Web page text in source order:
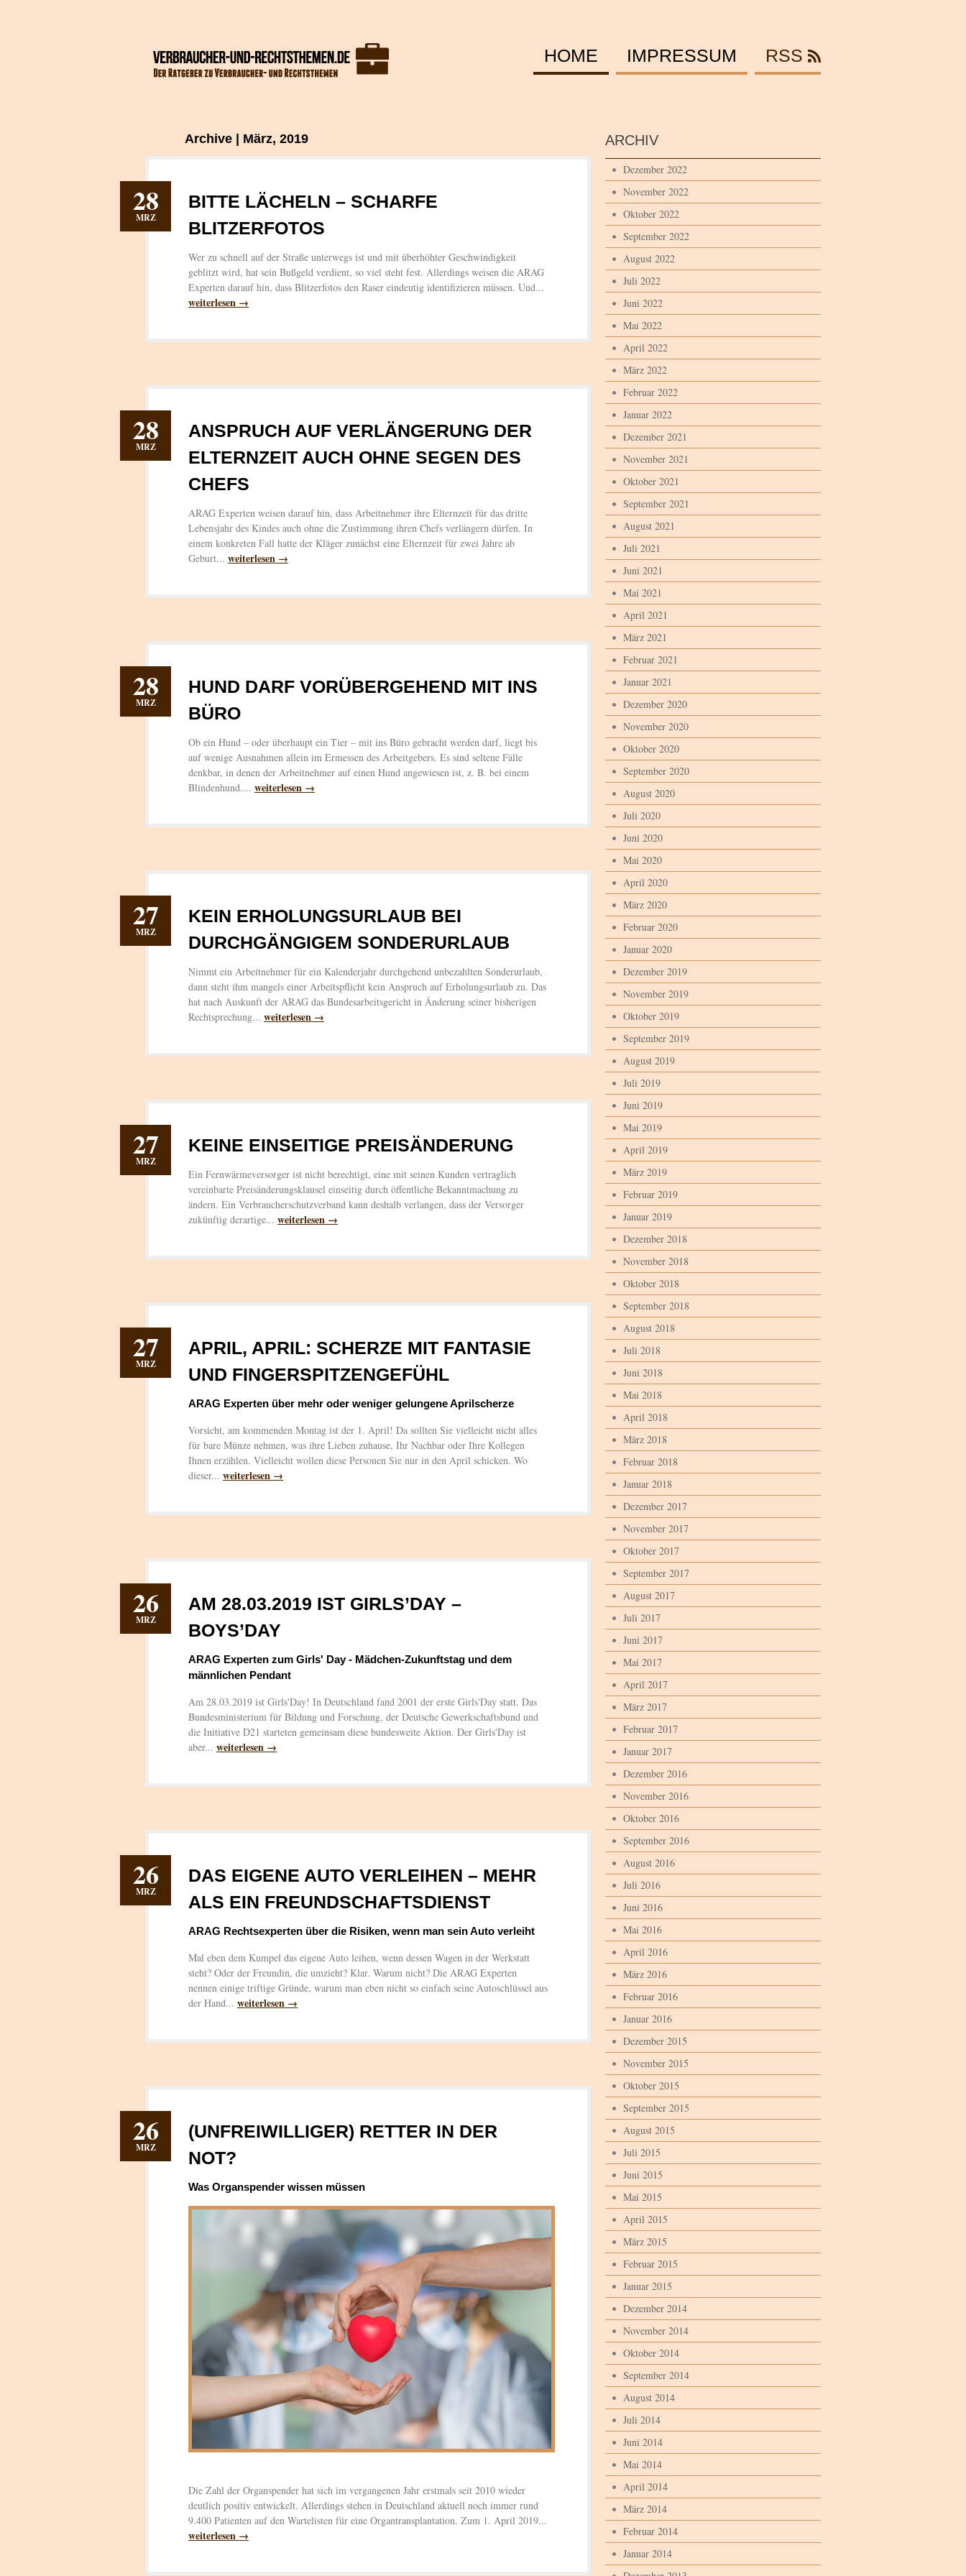
HOME IMPRESSUM RSS
Archive | März, 2019
BITTE LÄCHELN – SCHARFE
BLITZERFOTOS
28
MRZ
Wer zu schnell auf der Straße unterwegs ist und mit überhöhter Geschwindigkeit
geblitzt wird, hat sein Bußgeld verdient, so viel steht fest. Allerdings weisen die ARAG
Experten darauf hin, dass Blitzerfotos den Raser eindeutig identifizieren müssen. Und...
weiterlesen →
ANSPRUCH AUF VERLÄNGERUNG DER
ELTERNZEIT AUCH OHNE SEGEN DES
CHEFS
28
MRZ
ARAG Experten weisen darauf hin, dass Arbeitnehmer ihre Elternzeit für das dritte
Lebensjahr des Kindes auch ohne die Zustimmung ihren Chefs verlängern dürfen. In
einem konkreten Fall hatte der Kläger zunächst eine Elternzeit für zwei Jahre ab
Geburt... weiterlesen →
HUND DARF VORÜBERGEHEND MIT INS
BÜRO
28
MRZ
Ob ein Hund – oder überhaupt ein Tier – mit ins Büro gebracht werden darf, liegt bis
auf wenige Ausnahmen allein im Ermessen des Arbeitgebers. Es sind seltene Fälle
denkbar, in denen der Arbeitnehmer auf einen Hund angewiesen ist, z. B. bei einem
Blindenhund.... weiterlesen →
KEIN ERHOLUNGSURLAUB BEI
DURCHGÄNGIGEM SONDERURLAUB
27
MRZ
Nimmt ein Arbeitnehmer für ein Kalenderjahr durchgehend unbezahlten Sonderurlaub,
dann steht ihm mangels einer Arbeitspflicht kein Anspruch auf Erholungsurlaub zu. Das
hat nach Auskunft der ARAG das Bundesarbeitsgericht in Änderung seiner bisherigen
Rechtsprechung... weiterlesen →
KEINE EINSEITIGE PREISÄNDERUNG
27
MRZ
Ein Fernwärmeversorger ist nicht berechtigt, eine mit seinen Kunden vertraglich
vereinbarte Preisänderungsklausel einseitig durch öffentliche Bekanntmachung zu
ändern. Ein Verbraucherschutzverband kann deshalb verlangen, dass der Versorger
zukünftig derartige... weiterlesen →
APRIL, APRIL: SCHERZE MIT FANTASIE
UND FINGERSPITZENGEFÜHL
27
MRZ
ARAG Experten über mehr oder weniger gelungene Aprilscherze
Vorsicht, am kommenden Montag ist der 1. April! Da sollten Sie vielleicht nicht alles
für bare Münze nehmen, was ihre Lieben zuhause, Ihr Nachbar oder Ihre Kollegen
Ihnen erzählen. Vielleicht wollen diese Personen Sie nur in den April schicken. Wo
dieser... weiterlesen →
AM 28.03.2019 IST GIRLS’DAY –
BOYS’DAY
26
MRZ
ARAG Experten zum Girls' Day - Mädchen-Zukunftstag und dem
männlichen Pendant
Am 28.03.2019 ist Girls'Day! In Deutschland fand 2001 der erste Girls'Day statt. Das
Bundesministerium für Bildung und Forschung, der Deutsche Gewerkschaftsbund und
die Initiative D21 starteten gemeinsam diese bundesweite Aktion. Der Girls'Day ist
aber... weiterlesen →
DAS EIGENE AUTO VERLEIHEN – MEHR
ALS EIN FREUNDSCHAFTSDIENST
26
MRZ
ARAG Rechtsexperten über die Risiken, wenn man sein Auto verleiht
Mal eben dem Kumpel das eigene Auto leihen, wenn dessen Wagen in der Werkstatt
steht? Oder der Freundin, die umzieht? Klar. Warum nicht? Die ARAG Experten
nennen einige triftige Gründe, warum man eben nicht so einfach seine Autoschlüssel aus
der Hand... weiterlesen →
(UNFREIWILLIGER) RETTER IN DER
NOT?
26
MRZ
Was Organspender wissen müssen
Die Zahl der Organspender hat sich im vergangenen Jahr erstmals seit 2010 wieder
deutlich positiv entwickelt. Allerdings stehen in Deutschland aktuell noch immer rund
9.400 Patienten auf den Wartelisten für eine Organtransplantation. Zum 1. April 2019...
weiterlesen →
ARCHIV
Dezember 2022
November 2022
Oktober 2022
September 2022
August 2022
Juli 2022
Juni 2022
Mai 2022
April 2022
März 2022
Februar 2022
Januar 2022
Dezember 2021
November 2021
Oktober 2021
September 2021
August 2021
Juli 2021
Juni 2021
Mai 2021
April 2021
März 2021
Februar 2021
Januar 2021
Dezember 2020
November 2020
Oktober 2020
September 2020
August 2020
Juli 2020
Juni 2020
Mai 2020
April 2020
März 2020
Februar 2020
Januar 2020
Dezember 2019
November 2019
Oktober 2019
September 2019
August 2019
Juli 2019
Juni 2019
Mai 2019
April 2019
März 2019
Februar 2019
Januar 2019
Dezember 2018
November 2018
Oktober 2018
September 2018
August 2018
Juli 2018
Juni 2018
Mai 2018
April 2018
März 2018
Februar 2018
Januar 2018
Dezember 2017
November 2017
Oktober 2017
September 2017
August 2017
Juli 2017
Juni 2017
Mai 2017
April 2017
März 2017
Februar 2017
Januar 2017
Dezember 2016
November 2016
Oktober 2016
September 2016
August 2016
Juli 2016
Juni 2016
Mai 2016
April 2016
März 2016
Februar 2016
Januar 2016
Dezember 2015
November 2015
Oktober 2015
September 2015
August 2015
Juli 2015
Juni 2015
Mai 2015
April 2015
März 2015
Februar 2015
Januar 2015
Dezember 2014
November 2014
Oktober 2014
September 2014
August 2014
Juli 2014
Juni 2014
Mai 2014
April 2014
März 2014
Februar 2014
Januar 2014